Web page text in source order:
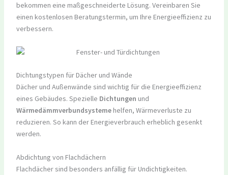
bekommen eine maßgeschneiderte Lösung. Vereinbaren Sie
einen kostenlosen Beratungstermin, um Ihre Energieeffizienz zu
verbessern.
Dichtungstypen für Dächer und Wände
Dächer und Außenwände sind wichtig für die Energieeffizienz
eines Gebäudes. Spezielle Dichtungen und
Wärmedämmverbundsystemehelfen, Wärmeverluste zu
reduzieren. So kann der Energieverbrauch erheblich gesenkt
werden.
Abdichtung von Flachdächern
Flachdächer sind besonders anfällig für Undichtigkeiten.